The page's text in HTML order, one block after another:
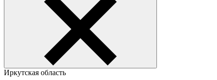
Иркутская область